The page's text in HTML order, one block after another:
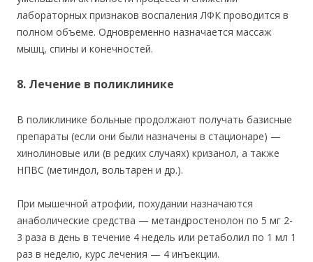
лабораторных признаков воспаления ЛФК проводится в
полном объеме. Одновременно назначается массаж
мышц, спины и конечностей.
8. Лечение в поликлинике
В поликлинике больные продолжают получать базисные
препараты (если они были назначены в стационаре) —
хинолиновые или (в редких случаях) кризанол, а также
НПВС (метиндол, вольтарен и др.).
При мышечной атрофии, похудании назначаются
анаболические средства — метандростенолон по 5 мг 2-
3 раза в день в течение 4 недель или ретаболил по 1 мл 1
раз в неделю, курс лечения — 4 инъекции.